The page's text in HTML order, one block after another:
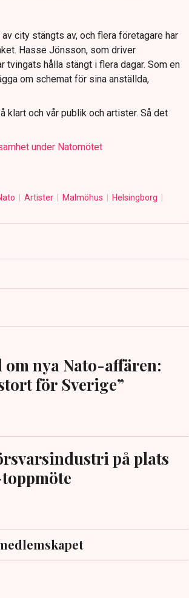
city stängts av, och flera företagare har
Hasse Jönsson, som driver
tvingats hålla stängt i flera dagar. Som en
om schemat för sina anställda,
klart och vår publik och artister. Så det
under Natomötet
Artister Malmöhus
Helsingborg
om nya Nato-affären:
för Sverige”
på plats